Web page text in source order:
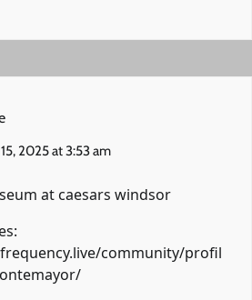
2025 at 3:53 am
at caesars windsor
community/profil